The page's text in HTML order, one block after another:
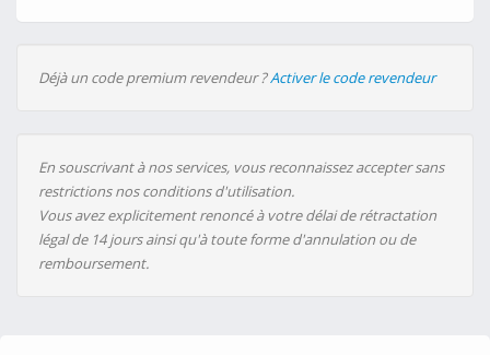
Déjà un code premium revendeur ?Activer le code revendeur
En souscrivant à nos services, vous reconnaissez accepter sans
restrictions nos conditions d'utilisation.
Vous avez explicitement renoncé à votre délai de rétractation
légal de 14 jours ainsi qu'à toute forme d'annulation ou de
remboursement.